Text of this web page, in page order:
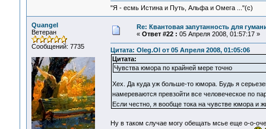
"Я - есмь Истина и Путь, Альфа и Омега ..."(с)
Quangel
Ветеран
Сообщений: 7735
Re: Квантовая запутанность для
« Ответ #22 : 05 Апреля 2008, 01:57:17 »
Цитата: Oleg.Ol от 05 Апреля 2008, 01:05:06
Цитата:
Чувства юмора по крайней мере точно
Хех. Да куда уж больше-то юмора. Будь я
намереваются превзойти все человеческое по
Если честно, я вообще тока на чувстве юмора и
Ну в таком случае могу обещать мсье еще о-о-